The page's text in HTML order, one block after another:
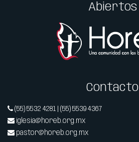
Abiertos
Contacto
(55) 5532 4281 | (55) 5539 4367
iglesia@horeb.org.mx
pastor@horeb.org.mx